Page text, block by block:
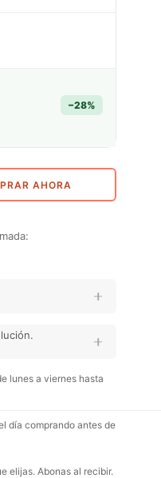
−28%
AHORA
lunes a viernes hasta
día comprando antes de
elijas. Abonas al recibir.